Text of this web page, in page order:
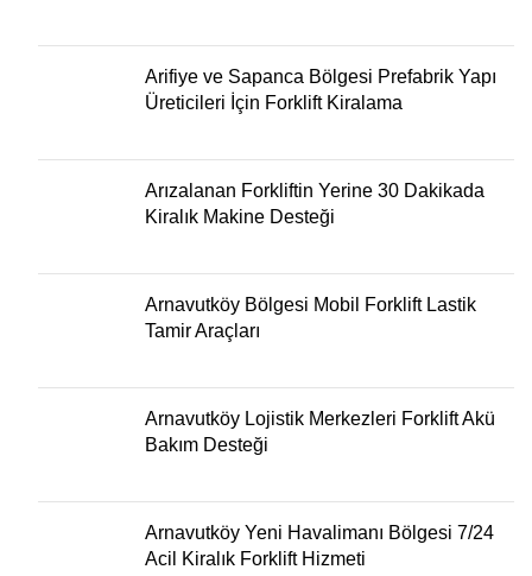
Arifiye ve Sapanca Bölgesi Prefabrik Yapı
Üreticileri İçin Forklift Kiralama
Arızalanan Forkliftin Yerine 30 Dakikada
Kiralık Makine Desteği
Arnavutköy Bölgesi Mobil Forklift Lastik
Tamir Araçları
Arnavutköy Lojistik Merkezleri Forklift Akü
Bakım Desteği
Arnavutköy Yeni Havalimanı Bölgesi 7/24
Acil Kiralık Forklift Hizmeti